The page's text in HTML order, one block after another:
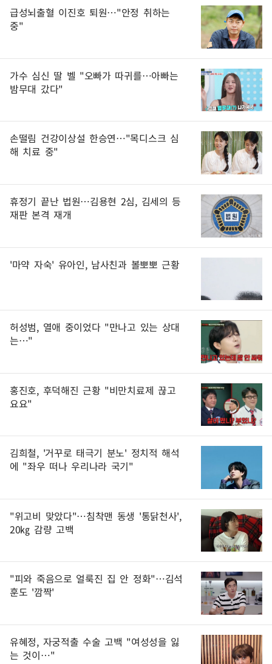
급성뇌출혈 이진호 퇴원…"안정 취하는
중"
가수 심신 딸 벨 "오빠가 따귀를…아빠는
밤무대 갔다"
손떨림 건강이상설 한승연…"목디스크 심
해 치료 중"
휴정기 끝난 법원…김용현 2심, 김세의 등
재판 본격 재개
'마약 자숙' 유아인, 남사친과 볼뽀뽀 근황
허성범, 열애 중이었다 "만나고 있는 상대
는…"
홍진호, 후덕해진 근황 "비만치료제 끊고
요요"
김희철, '거꾸로 태극기 분노' 정치적 해석
에 "좌우 떠나 우리나라 국기"
"위고비 맞았다"…침착맨 동생 '통닭천사',
20㎏ 감량 고백
"피와 죽음으로 얼룩진 집 안 정화"…김석
훈도 '깜짝'
유혜정, 자궁적출 수술 고백 "여성성을 잃
는 것이…"